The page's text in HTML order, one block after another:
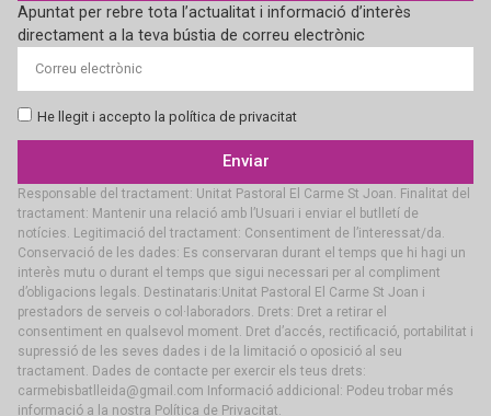
Apuntat per rebre tota l’actualitat i informació d’interès
directament a la teva bústia de correu electrònic
He llegit i accepto la política de privacitat
Enviar
Responsable del tractament: Unitat Pastoral El Carme St Joan. Finalitat del
tractament: Mantenir una relació amb l’Usuari i enviar el butlletí de
notícies. Legitimació del tractament: Consentiment de l’interessat/da.
Conservació de les dades: Es conservaran durant el temps que hi hagi un
interès mutu o durant el temps que sigui necessari per al compliment
d’obligacions legals. Destinataris:Unitat Pastoral El Carme St Joan i
prestadors de serveis o col·laboradors. Drets: Dret a retirar el
consentiment en qualsevol moment. Dret d’accés, rectificació, portabilitat i
supressió de les seves dades i de la limitació o oposició al seu
tractament. Dades de contacte per exercir els teus drets:
carmebisbatlleida@gmail.com Informació addicional: Podeu trobar més
informació a la nostra Política de Privacitat.